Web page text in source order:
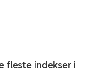
fleste indekser i